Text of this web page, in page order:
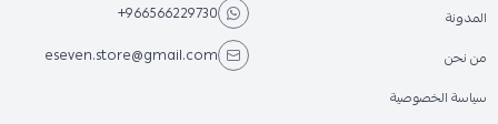
المدونة
من نحن
سياسة الخصوصية
+966566229730
eseven.store@gmail.com